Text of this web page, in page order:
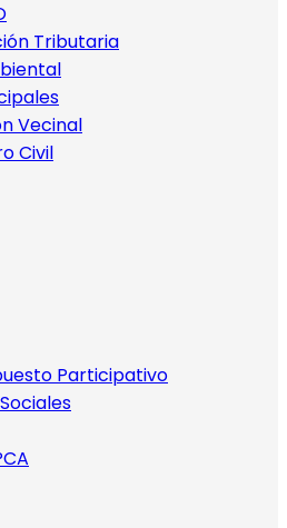
Tributaria
Vecinal
Civil
Participativo